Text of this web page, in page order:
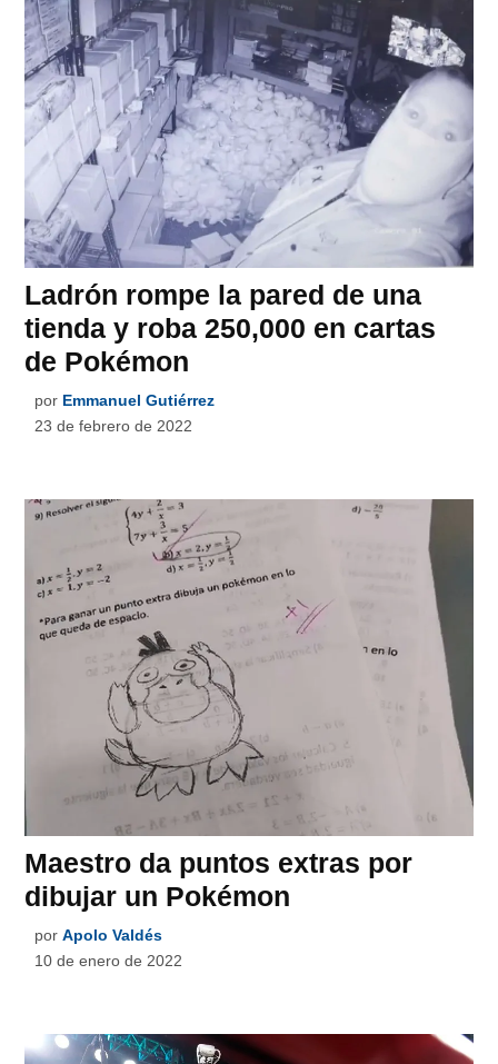
Ladrón rompe la pared de una
tienda y roba 250,000 en cartas
de Pokémon
por Emmanuel Gutiérrez
23 de febrero de 2022
Maestro da puntos extras por
dibujar un Pokémon
por Apolo Valdés
10 de enero de 2022